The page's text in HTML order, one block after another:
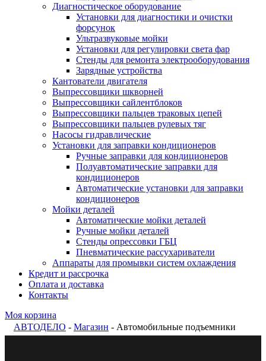
Диагностическое оборудование
Установки для диагностики и очистки
форсунок
Ультразвуковые мойки
Установки для регулировки света фар
Стенды для ремонта электрооборудования
Зарядные устройства
Кантователи двигателя
Выпрессовщики шкворней
Выпрессовщики сайлентблоков
Выпрессовщики пальцев траковых цепей
Выпрессовщики пальцев рулевых тяг
Насосы гидравлические
Установки для заправки кондиционеров
Ручные заправки для кондиционеров
Полуавтоматические заправки для
кондиционеров
Автоматические установки для заправки
кондиционеров
Мойки деталей
Автоматические мойки деталей
Ручные мойки деталей
Стенды опрессовки ГБЦ
Пневматические рассухариватели
Аппараты для промывки систем охлаждения
Кредит и рассрочка
Оплата и доставка
Контакты
Моя корзина
АВТОДЕЛО - Магазин - Автомобильные подъемники